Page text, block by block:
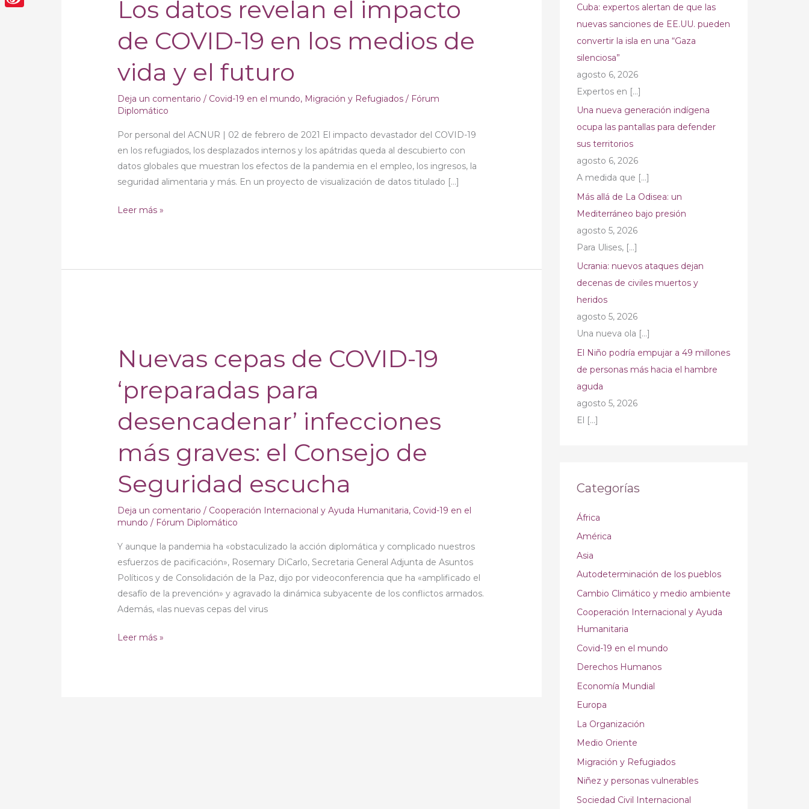
Los datos revelan el impacto
de COVID-19 en los medios de
vida y el futuro
Deja un comentario / Covid-19 en el mundo, Migración y Refugiados / Fórum
Diplomático
Por personal del ACNUR | 02 de febrero de 2021 El impacto devastador del COVID-19
en los refugiados, los desplazados internos y los apátridas queda al descubierto con
datos globales que muestran los efectos de la pandemia en el empleo, los ingresos, la
seguridad alimentaria y más. En un proyecto de visualización de datos titulado […]
revelan
el
impacto
de
COVID-
19
en
los
medios
vida
futuro
Leer más »
Nuevas cepas de COVID-19
‘preparadas para
desencadenar’ infecciones
más graves: el Consejo de
Seguridad escucha
Deja un comentario / Cooperación Internacional y Ayuda Humanitaria, Covid-19 en el
mundo / Fórum Diplomático
Y aunque la pandemia ha «obstaculizado la acción diplomática y complicado nuestros
esfuerzos de pacificación», Rosemary DiCarlo, Secretaria General Adjunta de Asuntos
Políticos y de Consolidación de la Paz, dijo por videoconferencia que ha «amplificado el
desafío de la prevención» y agravado la dinámica subyacente de los conflictos armados.
Además, «las nuevas cepas del virus
de
COVID-
19
‘preparadas
para
desencadenar’
infecciones
más
graves:
el
Consejo
de
Seguridad
escucha
Leer más »
Cuba: expertos alertan de que las
nuevas sanciones de EE.UU. pueden
convertir la isla en una “Gaza
silenciosa”
agosto 6, 2026
Expertos en […]
Una nueva generación indígena
ocupa las pantallas para defender
sus territorios
agosto 6, 2026
A medida que […]
Más allá de La Odisea: un
Mediterráneo bajo presión
agosto 5, 2026
Para Ulises, […]
Ucrania: nuevos ataques dejan
decenas de civiles muertos y
heridos
agosto 5, 2026
Una nueva ola […]
El Niño podría empujar a 49 millones
de personas más hacia el hambre
aguda
agosto 5, 2026
El […]
Categorías
África
América
Asia
Autodeterminación de los pueblos
Cambio Climático y medio ambiente
Cooperación Internacional y Ayuda
Humanitaria
Covid-19 en el mundo
Derechos Humanos
Economía Mundial
Europa
La Organización
Medio Oriente
Migración y Refugiados
Niñez y personas vulnerables
Sociedad Civil Internacional